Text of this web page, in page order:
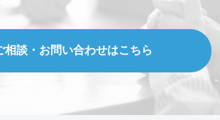
相談・お問い合わせはこちら